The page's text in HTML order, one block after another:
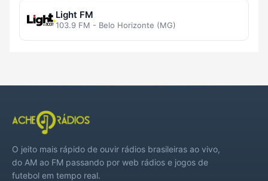
Light FM
103.9 FM - Belo Horizonte (MG)
O jeito mais rápido de ouvir rádios brasileiras ao vivo,
do AM ao FM passando por web rádios e jogos de
futebol em tempo real.